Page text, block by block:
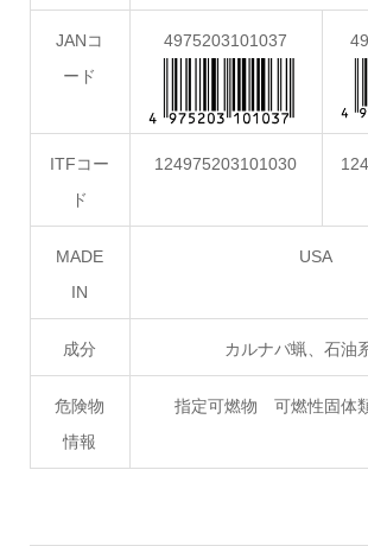
JANコ
ード
4975203101037
ITFコー
ド
124975203101030
MADE
IN
USA
成分 カルナバ蝋、石油
危険物
情報
指定可燃物 可燃性固体